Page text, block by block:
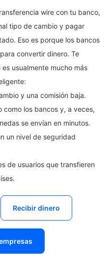
wire con tu banco,
tipo de cambio y pagar
Eso es porque los bancos
convertir dinero. Te
es usualmente mucho más
y una comisión baja.
como los bancos y, a veces,
se envían en minutos.
un nivel de seguridad
de usuarios que transfieren
Recibir dinero